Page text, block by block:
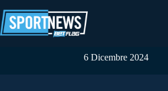
al
contenuto
6 Dicembre 2024